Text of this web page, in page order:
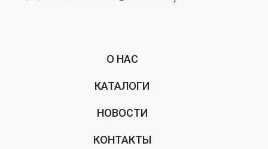
О НАС
КАТАЛОГИ
НОВОСТИ
КОНТАКТЫ